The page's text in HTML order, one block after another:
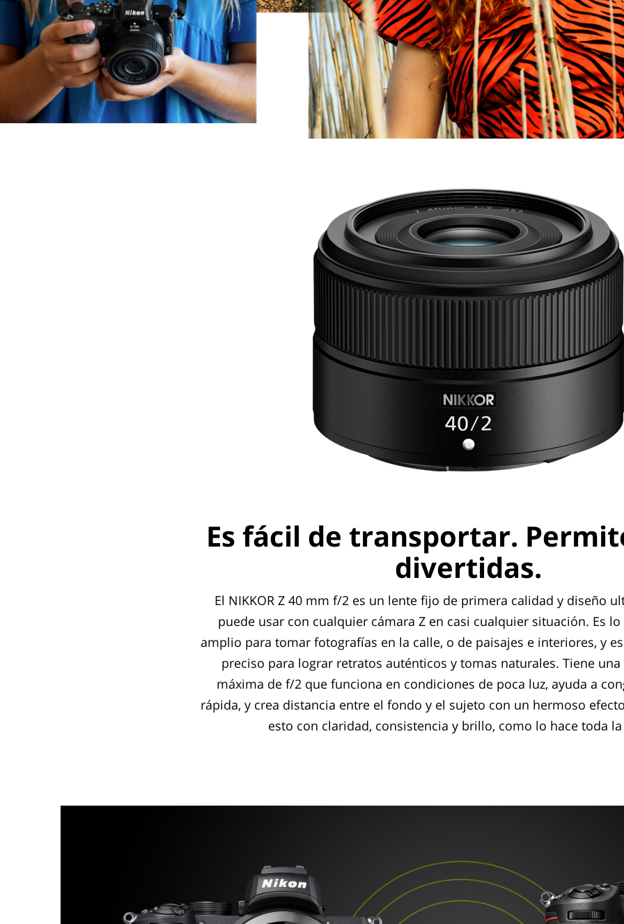
Es fácil de transportar.
divertidas.
El NIKKOR Z 40 mm f/2 es un lente fijo de primera calidad y diseño
puede usar con cualquier cámara Z en casi cualquier situación. Es
amplio para tomar fotografías en la calle, o de paisajes e interiores, y
preciso para lograr retratos auténticos y tomas naturales. Tiene
máxima de f/2 que funciona en condiciones de poca luz, ayuda a
rápida, y crea distancia entre el fondo y el sujeto con un hermoso
esto con claridad, consistencia y brillo, como lo hace toda la